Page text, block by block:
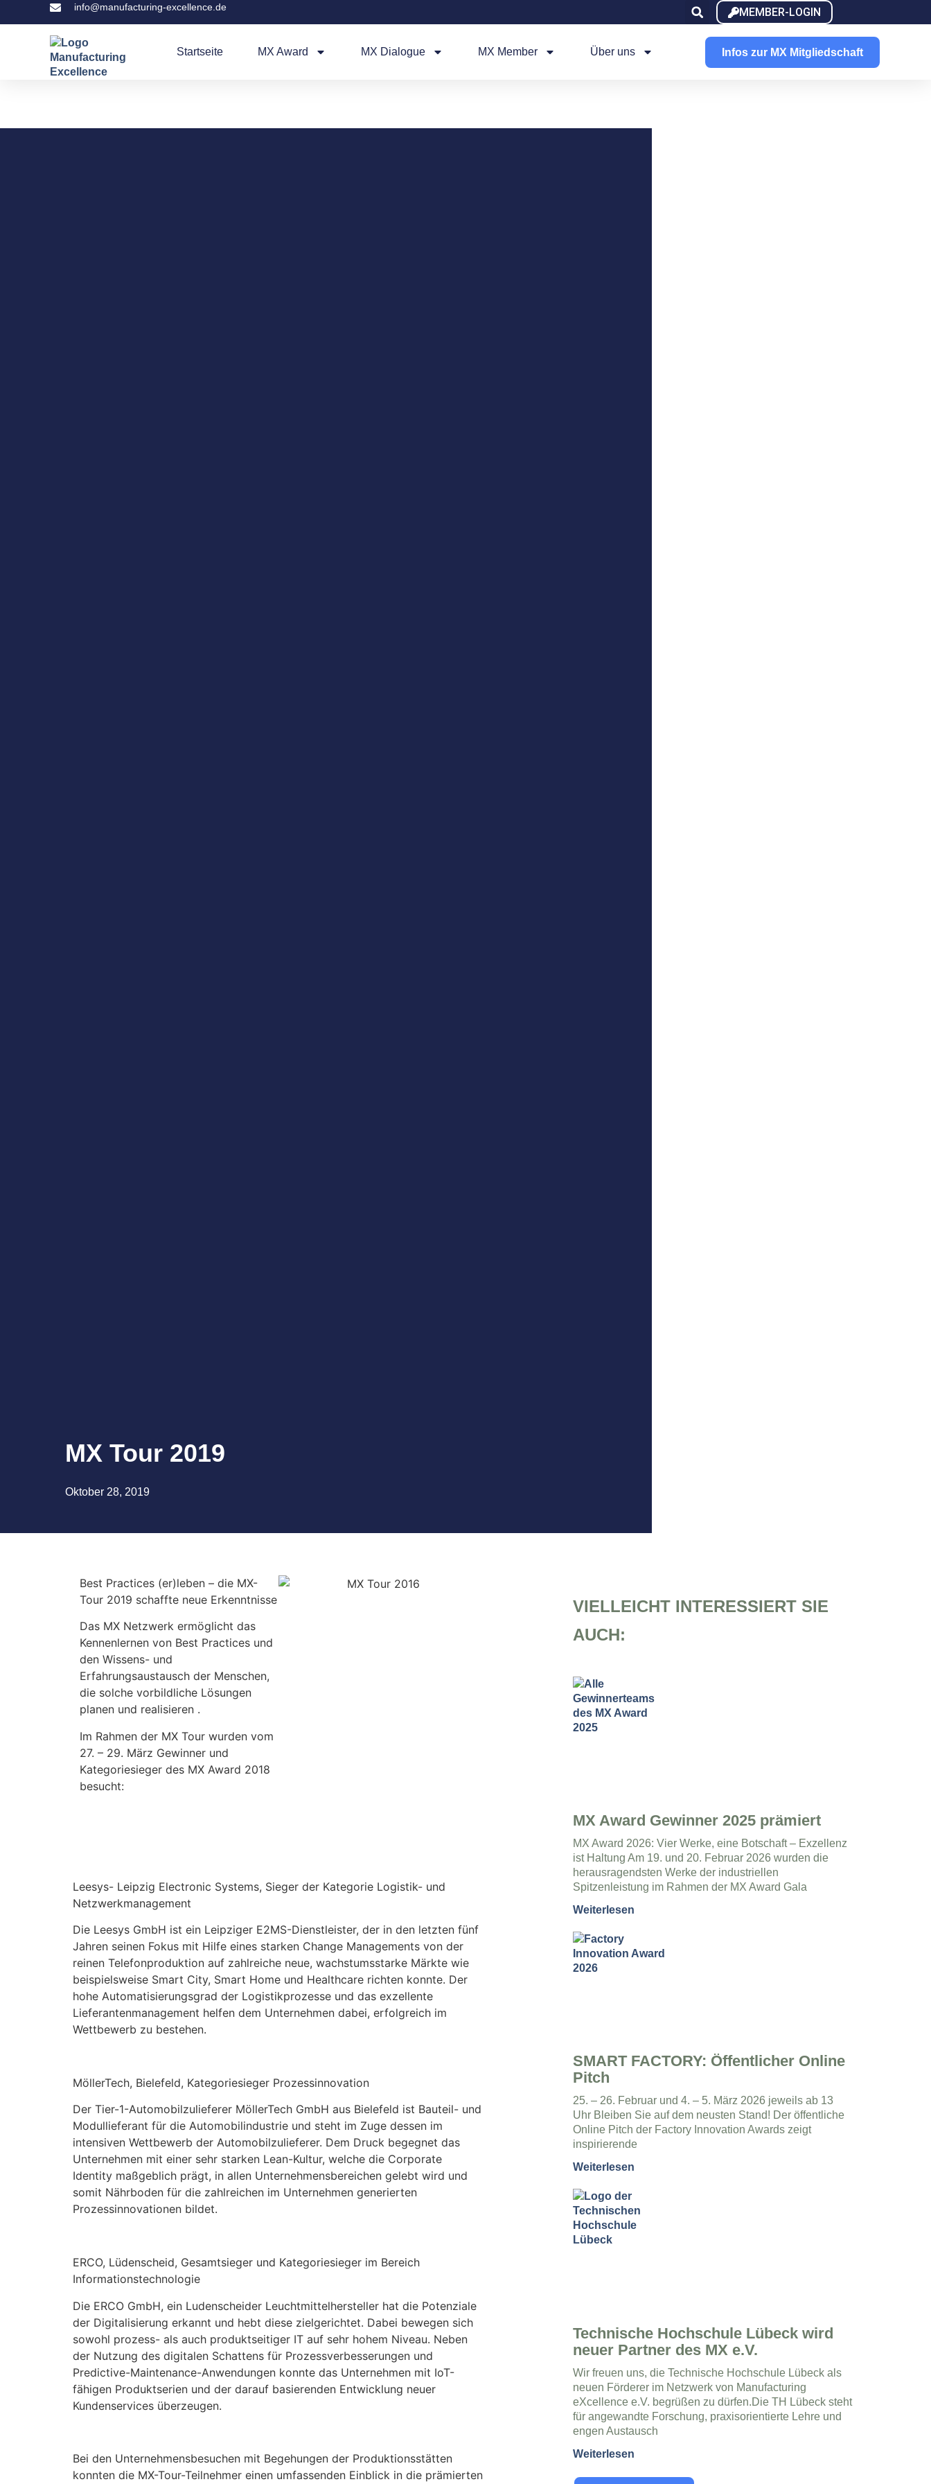
info@manufacturing-excellence.de MEMBER-LOGIN
Startseite MX Award MX Dialogue MX Member Über uns Infos zur MX Mitgliedschaft
MX Tour 2019
Oktober 28, 2019
Best Practices (er)leben – die MX-
Tour 2019 schaffte neue Erkenntnisse
Das MX Netzwerk ermöglicht das
Kennenlernen von Best Practices und
den Wissens- und
Erfahrungsaustausch der Menschen,
die solche vorbildliche Lösungen
planen und realisieren .
Im Rahmen der MX Tour wurden vom
27. – 29. März Gewinner und
Kategoriesieger des MX Award 2018
besucht:
Leesys- Leipzig Electronic Systems, Sieger der Kategorie Logistik- und
Netzwerkmanagement
Die Leesys GmbH ist ein Leipziger E2MS-Dienstleister, der in den letzten fünf
Jahren seinen Fokus mit Hilfe eines starken Change Managements von der
reinen Telefonproduktion auf zahlreiche neue, wachstumsstarke Märkte wie
beispielsweise Smart City, Smart Home und Healthcare richten konnte. Der
hohe Automatisierungsgrad der Logistikprozesse und das exzellente
Lieferantenmanagement helfen dem Unternehmen dabei, erfolgreich im
Wettbewerb zu bestehen.
MöllerTech, Bielefeld, Kategoriesieger Prozessinnovation
Der Tier-1-Automobilzulieferer MöllerTech GmbH aus Bielefeld ist Bauteil- und
Modullieferant für die Automobilindustrie und steht im Zuge dessen im
intensiven Wettbewerb der Automobilzulieferer. Dem Druck begegnet das
Unternehmen mit einer sehr starken Lean-Kultur, welche die Corporate
Identity maßgeblich prägt, in allen Unternehmensbereichen gelebt wird und
somit Nährboden für die zahlreichen im Unternehmen generierten
Prozessinnovationen bildet.
ERCO, Lüdenscheid, Gesamtsieger und Kategoriesieger im Bereich
Informationstechnologie
Die ERCO GmbH, ein Ludenscheider Leuchtmittelhersteller hat die Potenziale
der Digitalisierung erkannt und hebt diese zielgerichtet. Dabei bewegen sich
sowohl prozess- als auch produktseitiger IT auf sehr hohem Niveau. Neben
der Nutzung des digitalen Schattens für Prozessverbesserungen und
Predictive-Maintenance-Anwendungen konnte das Unternehmen mit IoT-
fähigen Produktserien und der darauf basierenden Entwicklung neuer
Kundenservices überzeugen.
Bei den Unternehmensbesuchen mit Begehungen der Produktionsstätten
konnten die MX-Tour-Teilnehmer einen umfassenden Einblick in die prämierten
VIELLEICHT INTERESSIERT SIE
AUCH:
MX Award Gewinner 2025 prämiert
MX Award 2026: Vier Werke, eine Botschaft – Exzellenz
ist Haltung Am 19. und 20. Februar 2026 wurden die
herausragendsten Werke der industriellen
Spitzenleistung im Rahmen der MX Award Gala
Weiterlesen
SMART FACTORY: Öffentlicher Online
Pitch
25. – 26. Februar und 4. – 5. März 2026 jeweils ab 13
Uhr Bleiben Sie auf dem neusten Stand! Der öffentliche
Online Pitch der Factory Innovation Awards zeigt
inspirierende
Weiterlesen
Technische Hochschule Lübeck wird
neuer Partner des MX e.V.
Wir freuen uns, die Technische Hochschule Lübeck als
neuen Förderer im Netzwerk von Manufacturing
eXcellence e.V. begrüßen zu dürfen.Die TH Lübeck steht
für angewandte Forschung, praxisorientierte Lehre und
engen Austausch
Weiterlesen